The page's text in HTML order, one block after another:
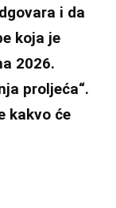
i da
koja je
2026.
proljeća“.
kakvo će